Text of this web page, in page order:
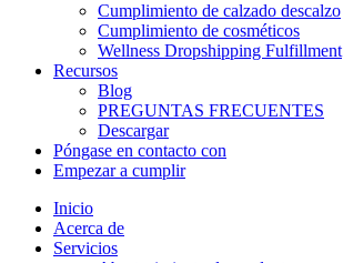
Cumplimiento de calzado descalzo
Cumplimiento de cosméticos
Wellness Dropshipping Fulfillment
Recursos
Blog
PREGUNTAS FRECUENTES
Descargar
Póngase en contacto con
Empezar a cumplir
Inicio
Acerca de
Servicios